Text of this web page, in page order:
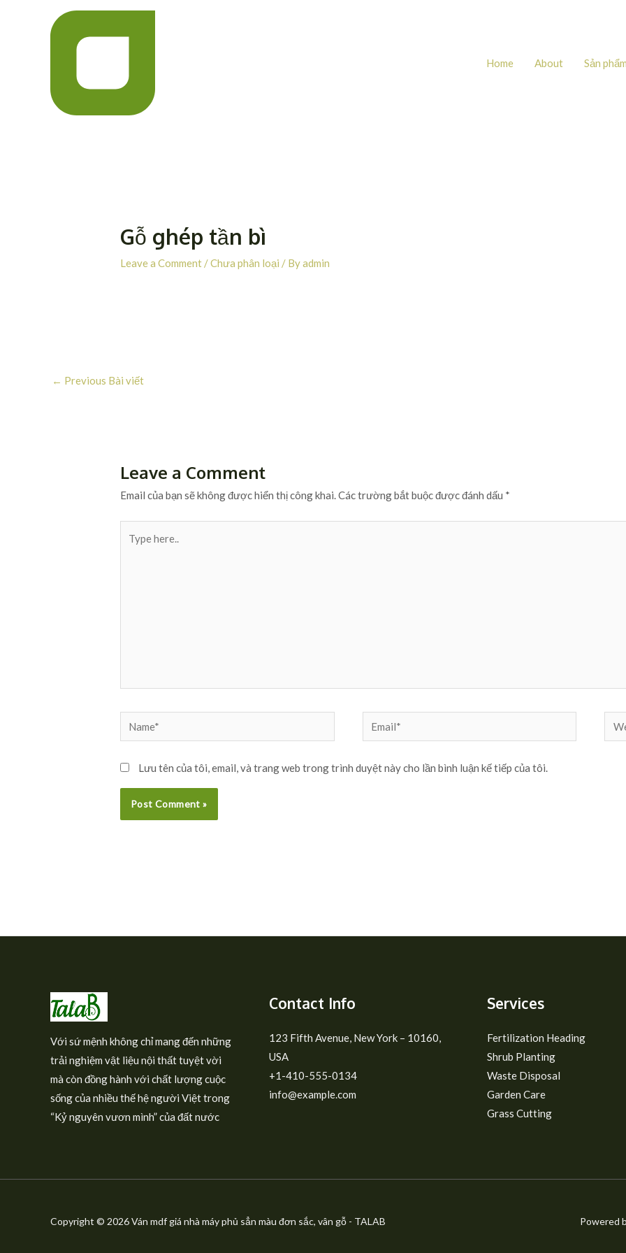
Home
About Sản
Gỗ ghép tần bì
Leave a Comment /Chưa phân loại / Byadmin
Post
navigation
← Previous Bài viết
Leave a Comment
Email của bạn sẽ không được hiển thị công khai.Các trường bắt buộc được đánh dấu *
here..
Name* Email*
Lưu tên của tôi, email, và trang web trong trình duyệt này cho lần bình luận kế tiếp của tôi.
Với sứ mệnh không chỉ mang đến những
trải nghiệm vật liệu nội thất tuyệt vời
mà còn đồng hành với chất lượng cuộc
sống của nhiều thế hệ người Việt trong
“Kỷ nguyên vươn mình” của đất nước
Contact Info
123 Fifth Avenue, New York – 10160,
USA
+1-410-555-0134
info@example.com
Services
Fertilization Heading
Shrub Planting
Waste Disposal
Garden Care
Grass Cutting
Copyright © 2026 Ván mdf giá nhà máy phủ sẳn màu đơn sắc, vân gỗ - TALAB Powered